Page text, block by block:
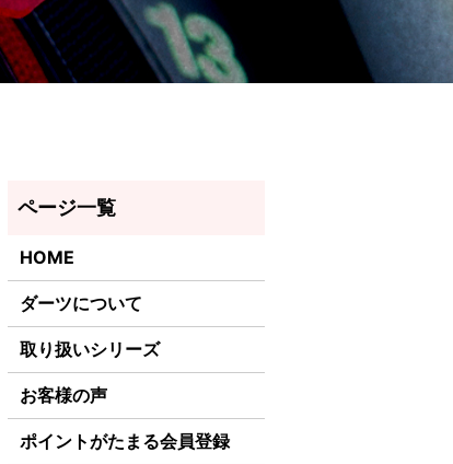
HOME
ダーツについて
取り扱いシリーズ
お客様の声
ポイントがたまる会員登録